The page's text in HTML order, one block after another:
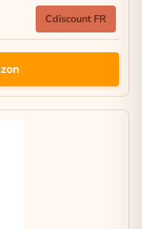
Cdiscount FR